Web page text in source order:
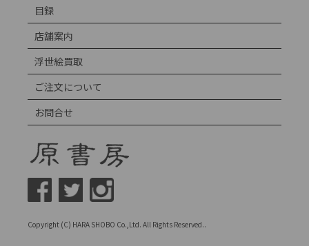
目録
店舗案内
浮世絵買取
ご注文について
お問合せ
Copyright (C) HARA SHOBO Co.,Ltd. All Rights Reserved..